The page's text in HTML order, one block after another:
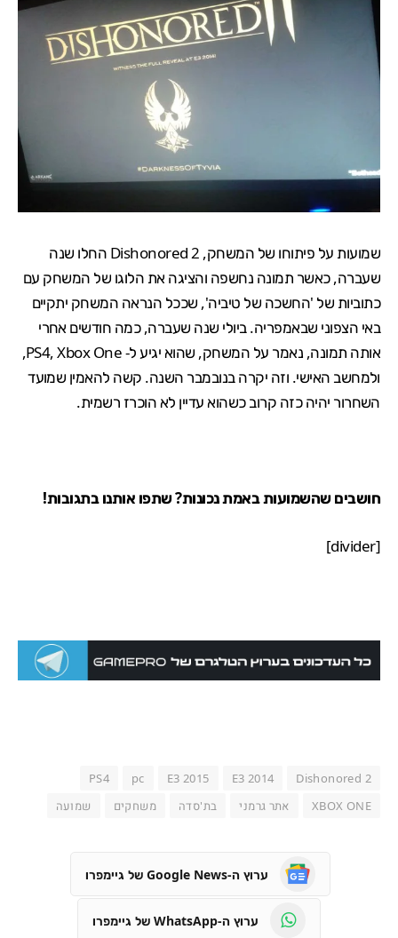
שמועות על פיתוחו של המשחק, Dishonored 2 החלו
שנה
שעברה, כאשר תמונה נחשפה והציגה את הלוגו של המשחק עם
כתוביות של 'החשכה של טיביה', שככל הנראה המשחק יתקיים
באי הצפוני שבאמפריה. ביולי שנה שעברה,כמה חודשים אחרי
אותה תמונה, נאמר על המשחק, שהוא יגיע ל-
PS4,Xbox One
,
ולמחשב האישי. וזה יקרה בנובמבר השנה. קשה להאמין שמועד
השחרור יהיה כזה קרוב כשהוא עדיין לא הוכרז רשמית.
חושבים שהשמועות באמת נכונות? שתפו אותנו בתגובות!
[divider]
Dishonored 2
E3 2014
E3 2015
pc
PS4
XBOX ONE
אתר גרמני בת'סדה משחקים שמועה
ערוץ ה-Google News של גיימפרו
ערוץ ה-WhatsApp של גיימפרו